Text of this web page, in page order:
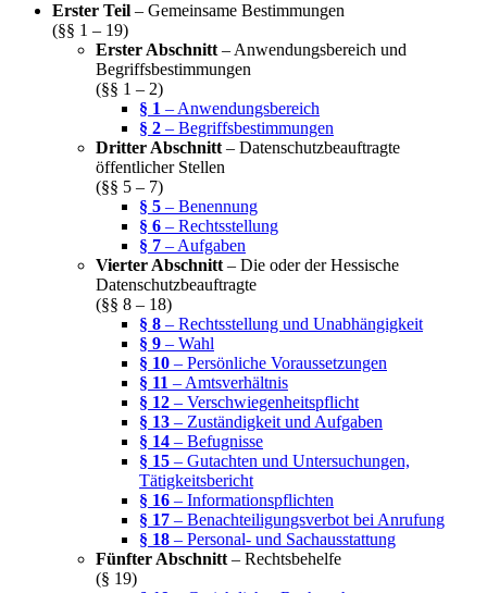
Erster Teil – Gemeinsame Bestimmungen
(§§ 1 – 19)
Erster Abschnitt – Anwendungsbereich und
Begriffsbestimmungen
(§§ 1 – 2)
§ 1 – Anwendungsbereich
§ 2 – Begriffsbestimmungen
Dritter Abschnitt – Datenschutzbeauftragte
öffentlicher Stellen
(§§ 5 – 7)
§ 5 – Benennung
§ 6 – Rechtsstellung
§ 7 – Aufgaben
Vierter Abschnitt – Die oder der Hessische
Datenschutzbeauftragte
(§§ 8 – 18)
§ 8 – Rechtsstellung und Unabhängigkeit
§ 9 – Wahl
§ 10 – Persönliche Voraussetzungen
§ 11 – Amtsverhältnis
§ 12 – Verschwiegenheitspflicht
§ 13 – Zuständigkeit und Aufgaben
§ 14 – Befugnisse
§ 15 – Gutachten und Untersuchungen,
Tätigkeitsbericht
§ 16 – Informationspflichten
§ 17 – Benachteiligungsverbot bei Anrufung
§ 18 – Personal- und Sachausstattung
Fünfter Abschnitt – Rechtsbehelfe
(§ 19)